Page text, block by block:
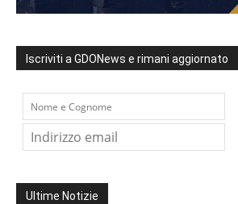
Iscriviti a GDONews e rimani aggiornato
Ultime Notizie